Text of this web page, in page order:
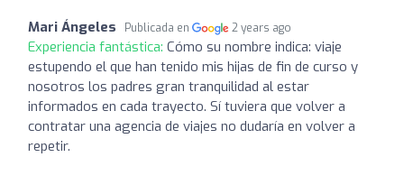
Mari Ángeles Publicada en 2 years ago
Experiencia fantástica: Cómo su nombre indica: viaje
estupendo el que han tenido mis hijas de fin de curso y
nosotros los padres gran tranquilidad al estar
informados en cada trayecto. Sí tuviera que volver a
contratar una agencia de viajes no dudaría en volver a
repetir.